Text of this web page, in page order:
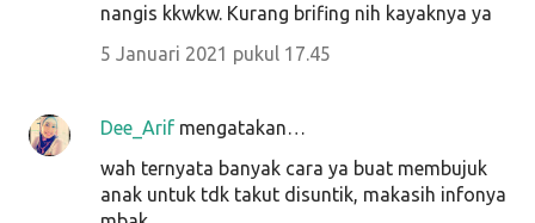
nangis kkwkw. Kurang brifing nih kayaknya ya
5 Januari 2021 pukul 17.45
Dee_Arif mengatakan…
wah ternyata banyak cara ya buat membujuk
anak untuk tdk takut disuntik, makasih infonya